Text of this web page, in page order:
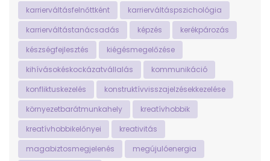
karrierváltásfelnőttként
karrierváltáspszichológia
karrierváltástanácsadás
képzés
kerékpározás
készségfejlesztés
kiégésmegelőzése
kihívásokéskockázatvállalás
kommunikáció
konfliktuskezelés
konstruktívvisszajelzésekkezelése
környezetbarátmunkahely
kreatívhobbik
kreatívhobbikelőnyei
kreativitás
magabiztosmegjelenés
megújulóenergia